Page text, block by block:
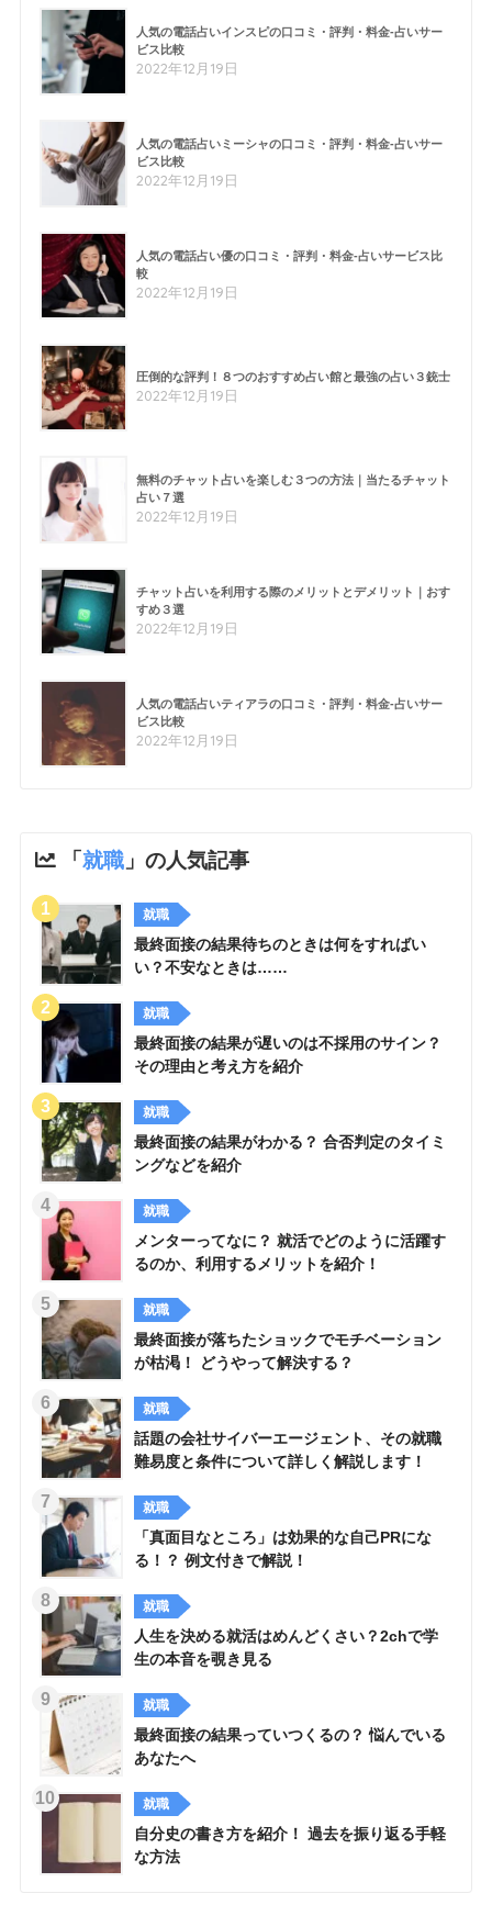
人気の電話占いインスピの口コミ・評判・料金-占いサー
ビス比較
2022年12月19日
人気の電話占いミーシャの口コミ・評判・料金-占いサー
ビス比較
2022年12月19日
人気の電話占い優の口コミ・評判・料金-占いサービス比
較
2022年12月19日
圧倒的な評判！８つのおすすめ占い館と最強の占い３銃士
2022年12月19日
無料のチャット占いを楽しむ３つの方法｜当たるチャット
占い７選
2022年12月19日
チャット占いを利用する際のメリットとデメリット｜おす
すめ３選
2022年12月19日
人気の電話占いティアラの口コミ・評判・料金-占いサー
ビス比較
2022年12月19日
「就職」の人気記事
就職
最終面接の結果待ちのときは何をすればい
い？不安なときは……
就職
最終面接の結果が遅いのは不採用のサイン？
その理由と考え方を紹介
就職
最終面接の結果がわかる？ 合否判定のタイミ
ングなどを紹介
就職
メンターってなに？ 就活でどのように活躍す
るのか、利用するメリットを紹介！
就職
最終面接が落ちたショックでモチベーション
が枯渇！ どうやって解決する？
就職
話題の会社サイバーエージェント、その就職
難易度と条件について詳しく解説します！
就職
「真面目なところ」は効果的な自己PRにな
る！？ 例文付きで解説！
就職
人生を決める就活はめんどくさい？2chで学
生の本音を覗き見る
就職
最終面接の結果っていつくるの？ 悩んでいる
あなたへ
就職
自分史の書き方を紹介！ 過去を振り返る手軽
な方法